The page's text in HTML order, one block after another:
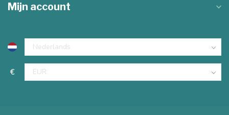
Mijn account
€